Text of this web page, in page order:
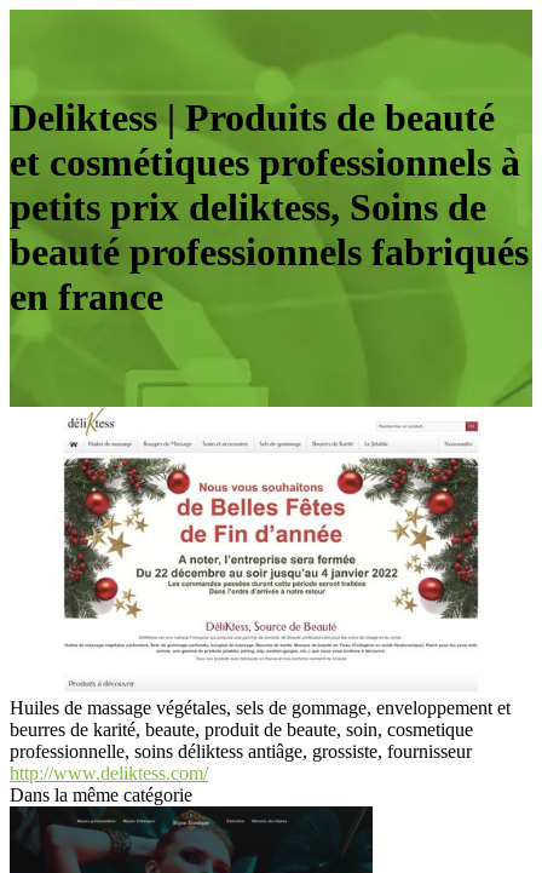
Deliktess | Produits de beauté
et cosmétiques profes­sion­nels à
petits prix deliktess, Soins de
beauté profes­sion­nels fabriqués
en france
Huiles de massage végétales, sels de gommage, enveloppement et
beurres de karité, beaute, produit de beaute, soin, cosmetique
professionnelle, soins déliktess antiâge, grossiste, fournisseur
http://www.deliktess.com/
Dans la même catégorie